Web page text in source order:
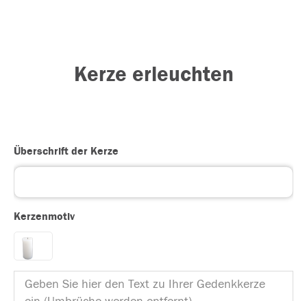
Kerze erleuchten
Überschrift der Kerze
Kerzenmotiv